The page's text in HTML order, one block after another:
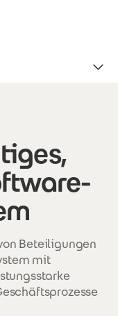
Beteiligungen
mit